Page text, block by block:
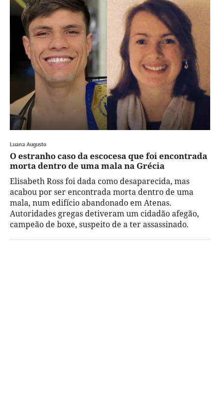
Luana Augusto
O estranho caso da escocesa que foi encontrada
morta dentro de uma mala na Grécia
Elisabeth Ross foi dada como desaparecida, mas
acabou por ser encontrada morta dentro de uma
mala, num edifício abandonado em Atenas.
Autoridades gregas detiveram um cidadão afegão,
campeão de boxe, suspeito de a ter assassinado.